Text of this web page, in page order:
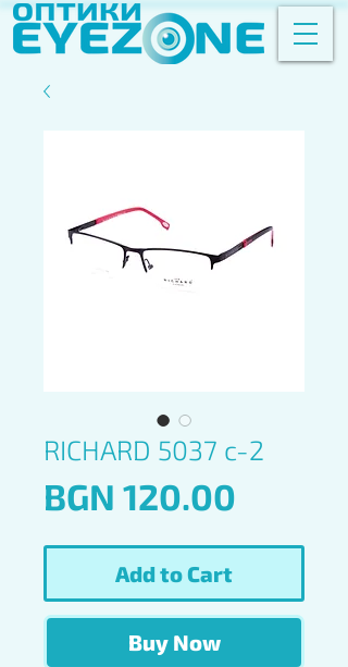
RICHARD 5037 c-2
BGN 120.00
Add to Cart
Buy Now